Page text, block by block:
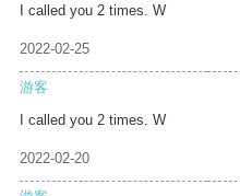
I called you 2 times. W
2022-02-25
游客
I called you 2 times. W
2022-02-20